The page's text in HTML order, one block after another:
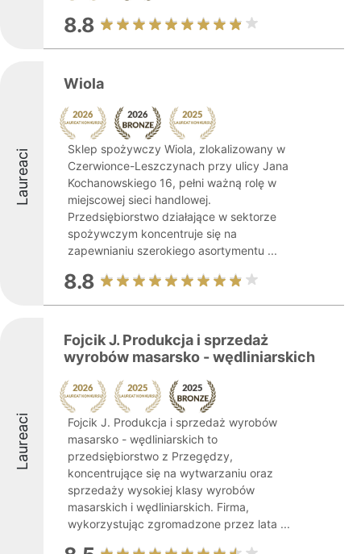
8.8
Laureaci
Wiola
Sklep spożywczy Wiola, zlokalizowany w
Czerwionce-Leszczynach przy ulicy Jana
Kochanowskiego 16, pełni ważną rolę w
miejscowej sieci handlowej.
Przedsiębiorstwo działające w sektorze
spożywczym koncentruje się na
zapewnianiu szerokiego asortymentu ...
8.8
Laureaci
Fojcik J. Produkcja i sprzedaż
wyrobów masarsko - wędliniarskich
Fojcik J. Produkcja i sprzedaż wyrobów
masarsko - wędliniarskich to
przedsiębiorstwo z Przegędzy,
koncentrujące się na wytwarzaniu oraz
sprzedaży wysokiej klasy wyrobów
masarskich i wędliniarskich. Firma,
wykorzystując zgromadzone przez lata ...